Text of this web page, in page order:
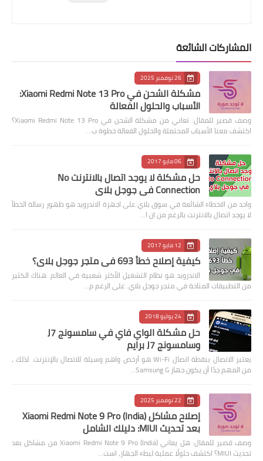
المشاركات الشائعة
26 نوفمبر 2025
مشكلة الشحن في Xiaomi Redmi Note 13 Pro:
الأسباب والحلول الفعالة
وصف قصير للمقال: تعاني من مشكلة الشحن في Xiaomi Redmi Note 13 Pro؟
اكتشف معنا الأسباب المحتملة والحلول الفعالة خطوة ب…
06 مايو 2017
حل مشكلة لا يوجد اتصال بالانترنت No
Connection في جوجل بلاي
واحد من الاخطاء الشائعة في سوق بلاي على اجهزة الاندرويد هو ظهور رسالة الخطأ
لا يوجد اتصال بالانترنت بالرغم من ان ا…
12 مايو 2017
كيفية إصلاح خطأ 693 في متجر جوجل بلاي؟
الاندرويد هو نظام التشغيل الأكثر شعبية في العالم. هناك الكثير
من التطبيقات المتاحة في متجر جوجل بلاي. على الرغم م…
24 يوليو 2018
حل مشكلة الواي فاي في سامسونج J7
وسامسونج J7 برايم
يعتبر الاتصال بنقطة اتصال Wi-Fi هو أرخص واهم وسيلة للاتصال بالإنترنت. لذلك ،
من المهم جدًا أن يكون جهاز Samsung G…
22 نوفمبر 2025
إصلاح مشاكل Xiaomi Redmi Note 9 Pro (India)
بعد تحديث MIUI: دليلك الشامل
وصف قصير للمقال: هل يعاني Xiaomi Redmi Note 9 Pro (India) من مشاكل بعد
تحديث MIUI؟ اكتشف حلولًا عملية لبطء الجهاز، است…